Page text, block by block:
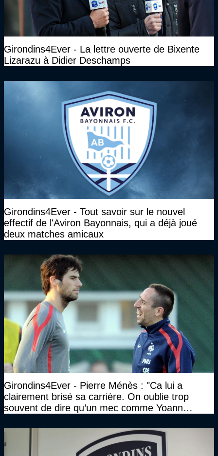
Girondins4Ever - La lettre ouverte de Bixente
Lizarazu à Didier Deschamps
Girondins4Ever - Tout savoir sur le nouvel
effectif de l'Aviron Bayonnais, qui a déjà joué
deux matches amicaux
Girondins4Ever - Pierre Ménès : "Ca lui a
clairement brisé sa carrière. On oublie trop
souvent de dire qu’un mec comme Yoann